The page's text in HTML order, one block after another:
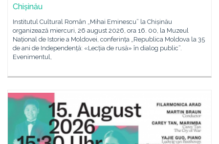
Chișinău
Institutul Cultural Român „Mihai Eminescu” la Chișinău
organizează miercuri, 26 august 2026, ora 16. 00, la Muzeul
Național de Istorie a Moldovei, conferința „Republica Moldova la 35
de ani de Independență: «Lecția de rusă» în dialog public”.
Evenimentul,